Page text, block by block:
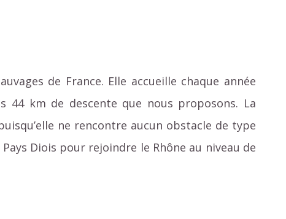
de France. Elle accueille chaque année
44 km de descente que nous proposons. La
ne rencontre aucun obstacle de type
Diois pour rejoindre le Rhône au niveau de